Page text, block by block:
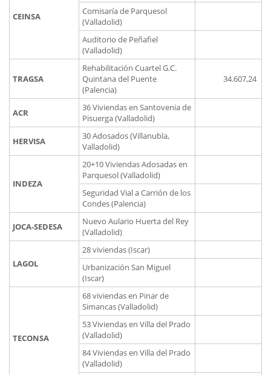
CEINSA
Comisaría de Parquesol
(Valladolid)
Auditorio de Peñafiel
(Valladolid)
TRAGSA
Rehabilitación Cuartel G.C.
Quintana del Puente
(Palencia)
34.607,24
ACR
36 Viviendas en Santovenia de
Pisuerga (Valladolid)
HERVISA
30 Adosados (Villanubla,
Valladolid)
INDEZA
20+10 Viviendas Adosadas en
Parquesol (Valladolid)
Seguridad Vial a Carrión de los
Condes (Palencia)
JOCA-SEDESA
Nuevo Aulario Huerta del Rey
(Valladolid)
LAGOL
28 viviendas (Iscar)
Urbanización San Miguel
(Iscar)
TECONSA
68 viviendas en Pinar de
Simancas (Valladolid)
53 Viviendas en Villa del Prado
(Valladolid)
84 Viviendas en Villa del Prado
(Valladolid)